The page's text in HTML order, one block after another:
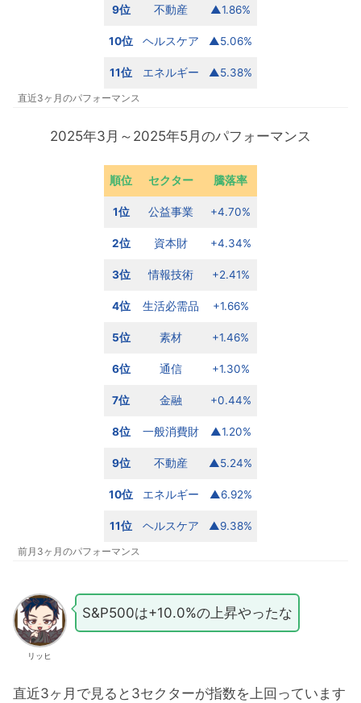
9位 不動産 ▲1.86%
10位 ヘルスケア ▲5.06%
11位 エネルギー ▲5.38%
直近3ヶ月のパフォーマンス
2025年3月～2025年5月のパフォーマンス
順位 セクター 騰落率
1位 公益事業 +4.70%
2位 資本財 +4.34%
3位 情報技術 +2.41%
4位 生活必需品 +1.66%
5位 素材 +1.46%
6位 通信 +1.30%
7位 金融 +0.44%
8位 一般消費財 ▲1.20%
9位 不動産 ▲5.24%
10位 エネルギー ▲6.92%
11位 ヘルスケア ▲9.38%
前月3ヶ月のパフォーマンス
リッヒ
S&P500は+10.0%の上昇やったな
直近3ヶ月で見ると3セクターが指数を上回っています